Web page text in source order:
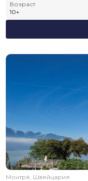
Возраст
10+
Монтрё, Швейцария